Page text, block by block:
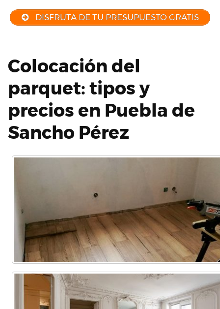
DISFRUTA DE TU PRESUPUESTO GRATIS
Colocación del
parquet: tipos y
precios en Puebla de
Sancho Pérez